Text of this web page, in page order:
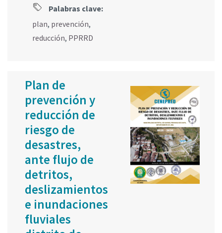
Palabras clave:
plan, prevención,
reducción, PPRRD
Plan de
prevención y
reducción de
riesgo de
desastres,
ante flujo de
detritos,
deslizamientos
e inundaciones
fluviales